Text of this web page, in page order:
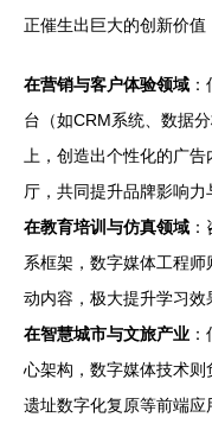
正催生出巨大的创新价值
在营销与客户体验领域
台（如CRM系统、数据
上，创造出个性化的广
厅，共同提升品牌影响力
在教育培训与仿真领域
系框架，数字媒体工程
动内容，极大提升学习效
在智慧城市与文旅产业
心架构，数字媒体技术
遗址数字化复原等前端